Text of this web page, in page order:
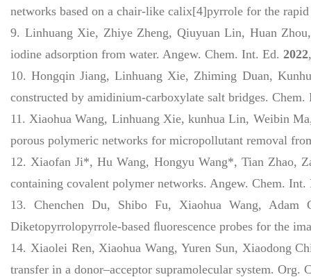
networks based on a chair-like calix[4]pyrrole for the
9. Linhuang Xie, Zhiye Zheng, Qiuyuan Lin, Huan
iodine adsorption from water. Angew. Chem. Int. Ed. 2022
10.Hongqin Jiang, Linhuang Xie, Zhiming Duan,
constructed by amidinium-carboxylate salt bridges.
11. Xiaohua Wang, Linhuang Xie, kunhua Lin, Weibin
porous polymeric networks for micropollutant removal
12. Xiaofan Ji*, Hu Wang, Hongyu Wang*, Tian Zhao,
containing covalent polymer networks. Angew. Chem. Int.
13. Chenchen Du, Shibo Fu, Xiaohua Wang,
Diketopyrrolopyrrole-based ﬂuorescence probes for the
14. Xiaolei Ren, Xiaohua Wang, Yuren Sun, Xiaodong
transfer in a donor–acceptor supramolecular system. Org.